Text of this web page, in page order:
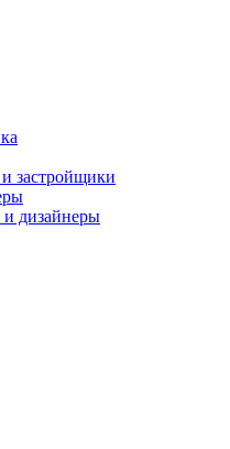
и застройщики
дизайнеры